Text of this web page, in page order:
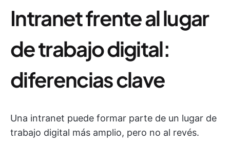
Intranet frente al lugar
de trabajo digital:
diferencias clave
Una intranet puede formar parte de un lugar de
trabajo digital más amplio, pero no al revés.